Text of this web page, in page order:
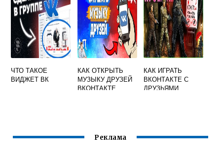
ЧТО ТАКОЕ
ВИДЖЕТ ВК
КАК ОТКРЫТЬ
МУЗЫКУ ДРУЗЕЙ
ВКОНТАКТЕ
КАК ИГРАТЬ
ВКОНТАКТЕ С
ДРУЗЬЯМИ
Реклама